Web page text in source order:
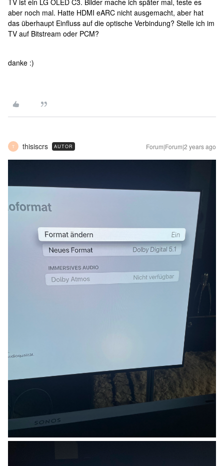
TV ist ein LG OLED C3. Bilder mache ich später mal, teste es
aber noch mal. Hatte HDMI eARC nicht ausgemacht, aber hat
das überhaupt Einfluss auf die optische Verbindung? Stelle ich im
TV auf Bitstream oder PCM?
danke :)
T thisiscrs AUTOR Forum|Forum|2 years ago